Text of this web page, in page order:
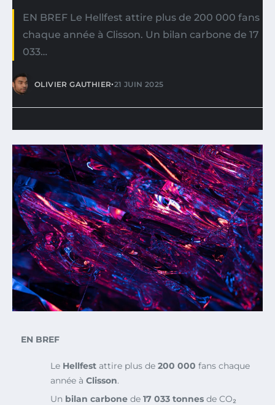
EN BREF Le Hellfest attire plus de 200 000 fans
chaque année à Clisson. Un bilan carbone de 17
033…
OLIVIER GAUTHIER•21 JUIN 2025
EN BREF
Le Hellfest attire plus de 200 000 fans chaque
année à Clisson.
Un bilan carbone de 17 033 tonnes de CO₂